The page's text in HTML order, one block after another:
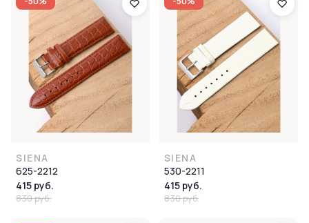
SIENA
625-2212
415 руб.
830 руб.
SIENA
530-2211
415 руб.
830 руб.